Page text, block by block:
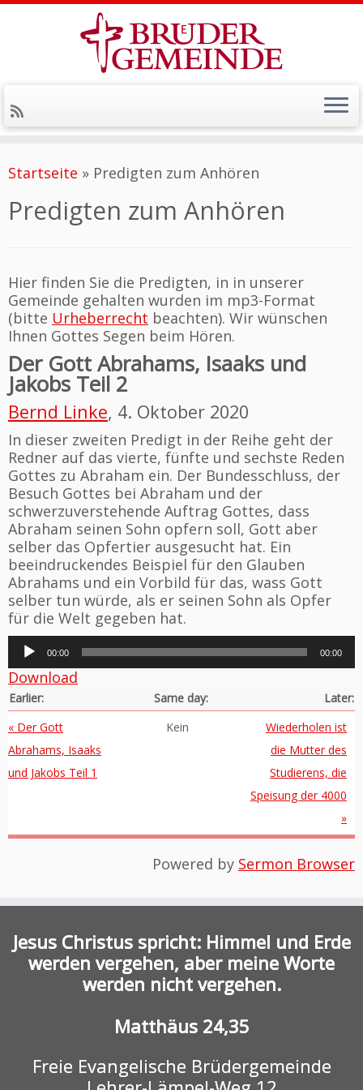
Inhalt
Startseite » Predigten zum Anhören
Predigten zum Anhören
Hier finden Sie die Predigten, in in unserer
Gemeinde gehalten wurden im mp3-Format
(bitte Urheberrecht beachten). Wir wünschen
Ihnen Gottes Segen beim Hören.
Der Gott Abrahams, Isaaks und
Jakobs Teil 2
Bernd Linke, 4. Oktober 2020
In dieser zweiten Predigt in der Reihe geht der
Redner auf das vierte, fünfte und sechste Reden
Gottes zu Abraham ein. Der Bundesschluss, der
Besuch Gottes bei Abraham und der
schwerzuverstehende Auftrag Gottes, dass
Abraham seinen Sohn opfern soll, Gott aber
selber das Opfertier ausgesucht hat. Ein
beeindruckendes Beispiel für den Glauben
Abrahams und ein Vorbild für das, wass Gott
selber tun würde, als er seinen Sohn als Opfer
für die Welt gegeben hat.
Audio-
Player00:00 00:00
Download
Earlier: Same day:
Later:
« Der Gott
Abrahams, Isaaks
und Jakobs Teil 1
Kein
Wiederholen ist
die Mutter des
Studierens, die
Speisung der 4000
»
Powered by Sermon Browser
Jesus Christus spricht: Himmel und Erde
werden vergehen, aber meine Worte
werden nicht vergehen.
Matthäus 24,35
Freie Evangelische Brüdergemeinde